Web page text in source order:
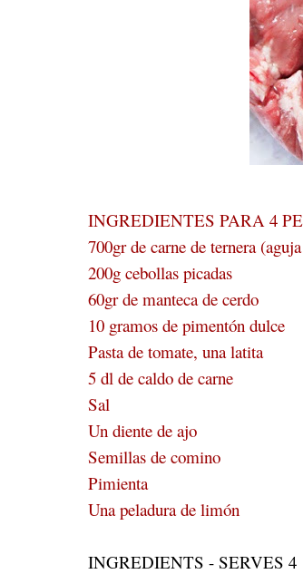
INGREDIENTES PARA 4
700gr de carne de ternera
200g cebollas picadas
60gr de manteca de cerdo
10 gramos de pimentón dulce
Pasta de tomate, una latita
5 dl de caldo de carne
Sal
Un diente de ajo
Semillas de comino
Pimienta
Una peladura de limón
INGREDIENTS - SERVES 4